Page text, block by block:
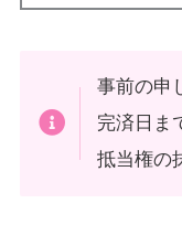
事前の申
完済日ま
抵当権の